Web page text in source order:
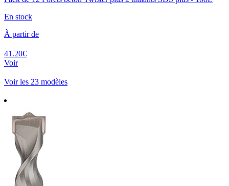
En stock
À partir de
41.20€
Voir
Voir les 23 modèles